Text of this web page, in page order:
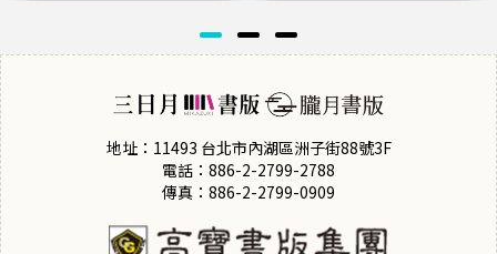
地址：11493 台北市內湖區洲子街88號3F
電話：886-2-2799-2788
傳真：886-2-2799-0909